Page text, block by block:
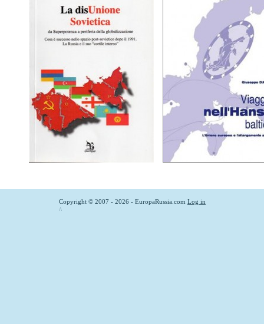
Copyright © 2007 - 2026 - EuropaRussia.com Log in
^